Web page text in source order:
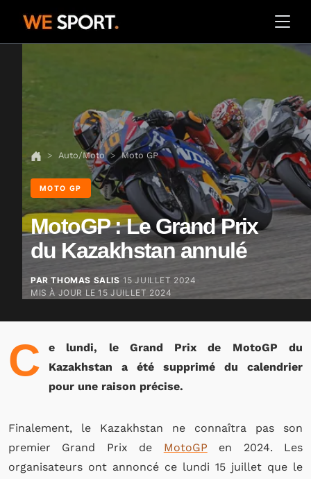
Auto/Moto Moto GP
MOTO GP
MotoGP : Le Grand Prix
du Kazakhstan annulé
PAR THOMAS SALIS 15 JUILLET 2024
MIS À JOUR LE15 JUILLET 2024
C
e lundi, le Grand Prix de MotoGP du
Kazakhstan a été supprimé du calendrier
pour une raison précise.
Finalement, le Kazakhstan ne connaîtra pas son
premier Grand Prix de MotoGP en 2024. Les
organisateurs ont annoncé ce lundi 15 juillet que le